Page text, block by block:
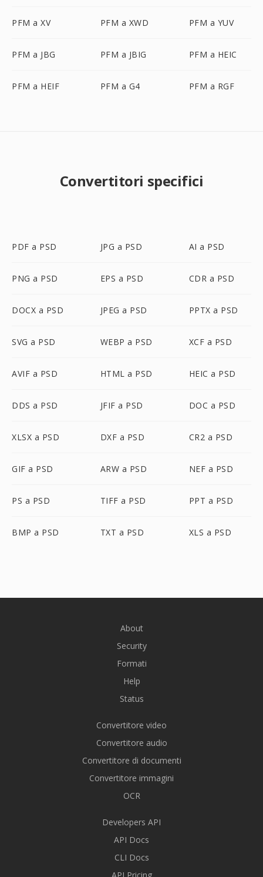
PFM a XV PFM a XWD PFM a YUV
PFM a JBG PFM a JBIG PFM a HEIC
PFM a HEIF PFM a G4 PFM a RGF
Convertitori specifici
PDF a PSD JPG a PSD AI a PSD
PNG a PSD EPS a PSD CDR a PSD
DOCX a PSD JPEG a PSD PPTX a PSD
SVG a PSD WEBP a PSD XCF a PSD
AVIF a PSD HTML a PSD HEIC a PSD
DDS a PSD JFIF a PSD DOC a PSD
XLSX a PSD DXF a PSD CR2 a PSD
GIF a PSD ARW a PSD NEF a PSD
PS a PSD TIFF a PSD PPT a PSD
BMP a PSD TXT a PSD XLS a PSD
About
Security
Formati
Help
Status
Convertitore video
Convertitore audio
Convertitore di documenti
Convertitore immagini
OCR
Developers API
API Docs
CLI Docs